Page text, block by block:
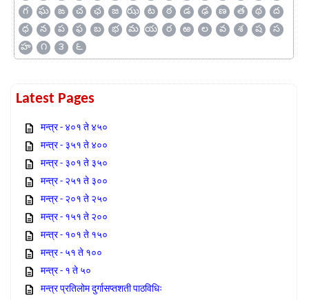
గ
ఘ ఙ చ ఛ జ ఝ ట ఠ డ ఢ ణ త థ
ద
ధ
న ప ఫ బ భ మ య ర ఱ ల వ శ ష
స
హ
౧ ౩ ౬
Latest Pages
मन्त्र - ४०१ ते ४५०
मन्त्र - ३५१ ते ४००
मन्त्र - ३०१ ते ३५०
मन्त्र - २५१ ते ३००
मन्त्र - २०१ ते २५०
मन्त्र - १५१ ते २००
मन्त्र - १०१ ते १५०
मन्त्र - ५१ ते १००
मन्त्र - १ ते ५०
मन्त्र प्रतिलोम दुर्गासप्तशती पाठविधिः